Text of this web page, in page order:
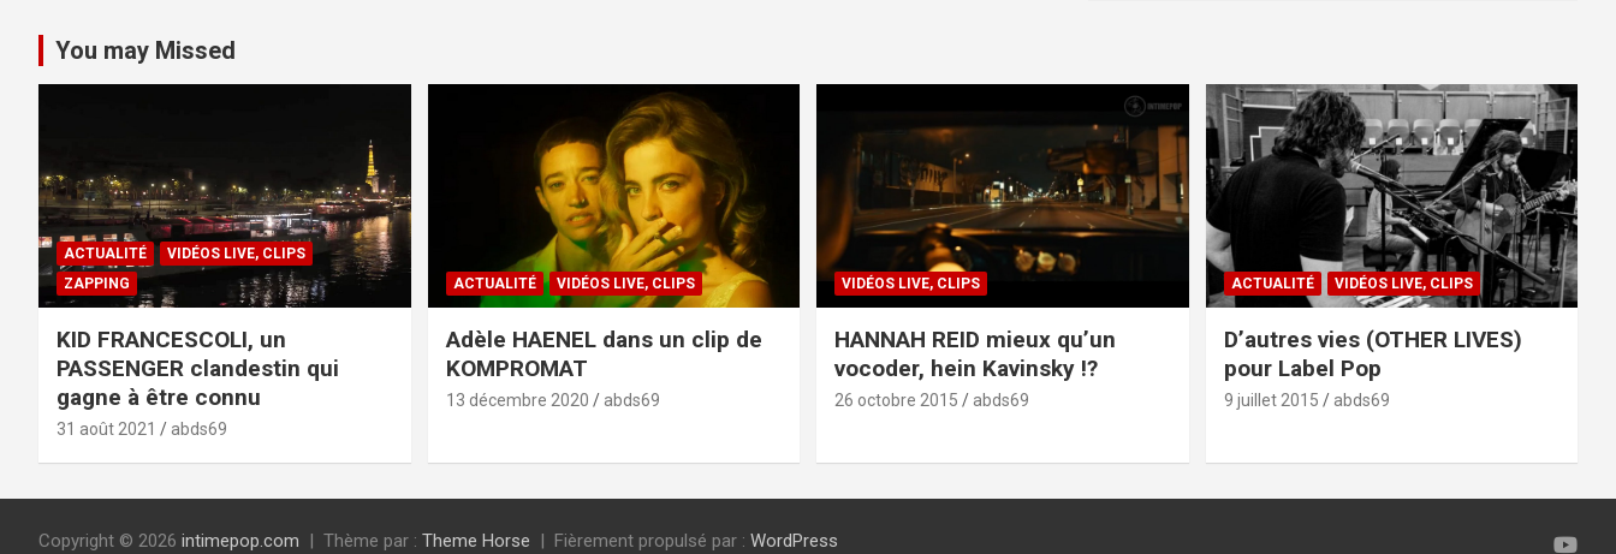
You may Missed
ACTUALITÉ
VIDÉOS LIVE, CLIPS
ZAPPING
KID FRANCESCOLI, un
PASSENGER clandestin qui
gagne à être connu
31 août 2021 abds69
ACTUALITÉ VIDÉOS LIVE, CLIPS
Adèle HAENEL dans un clip de
KOMPROMAT
13 décembre 2020 abds69
VIDÉOS LIVE, CLIPS
HANNAH REID mieux qu’un
vocoder, hein Kavinsky !?
26 octobre 2015 abds69
ACTUALITÉ VIDÉOS LIVE, CLIPS
D’autres vies (OTHER LIVES)
pour Label Pop
9 juillet 2015 abds69
Copyright © 2026 intimepop.com Thème par : Theme Horse Fièrement propulsé par : WordPress